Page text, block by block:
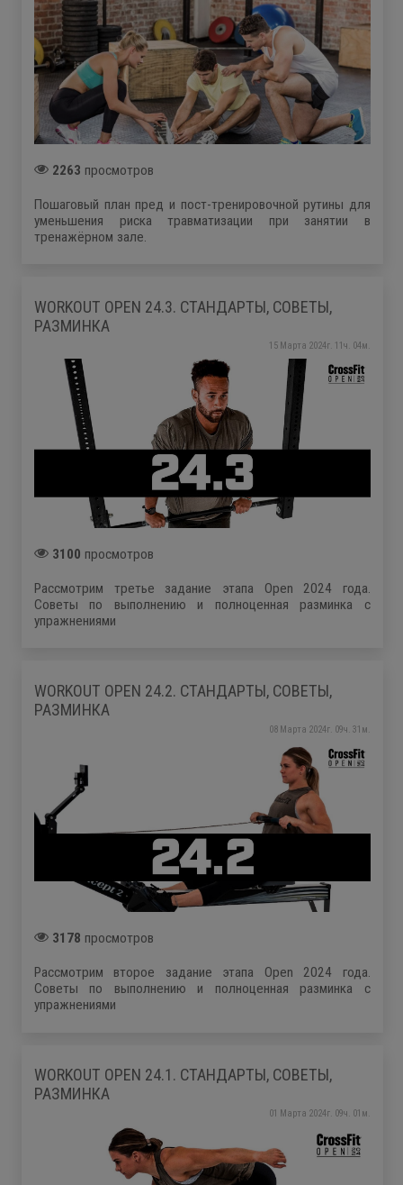
2263 просмотров
Пошаговый план пред и пост-тренировочной рутины для
уменьшения риска травматизации при занятии в
тренажёрном зале.
WORKOUT OPEN 24.3. СТАНДАРТЫ, СОВЕТЫ,
РАЗМИНКА
15 Марта 2024г. 11ч. 04м.
3100 просмотров
Рассмотрим третье задание этапа Open 2024 года.
Советы по выполнению и полноценная разминка с
упражнениями
WORKOUT OPEN 24.2. СТАНДАРТЫ, СОВЕТЫ,
РАЗМИНКА
08 Марта 2024г. 09ч. 31м.
3178 просмотров
Рассмотрим второе задание этапа Open 2024 года.
Советы по выполнению и полноценная разминка с
упражнениями
WORKOUT OPEN 24.1. СТАНДАРТЫ, СОВЕТЫ,
РАЗМИНКА
01 Марта 2024г. 09ч. 01м.